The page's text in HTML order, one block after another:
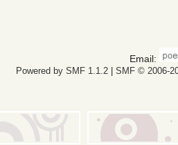
Email:
Powered by SMF 1.1.2| SMF © 2006-